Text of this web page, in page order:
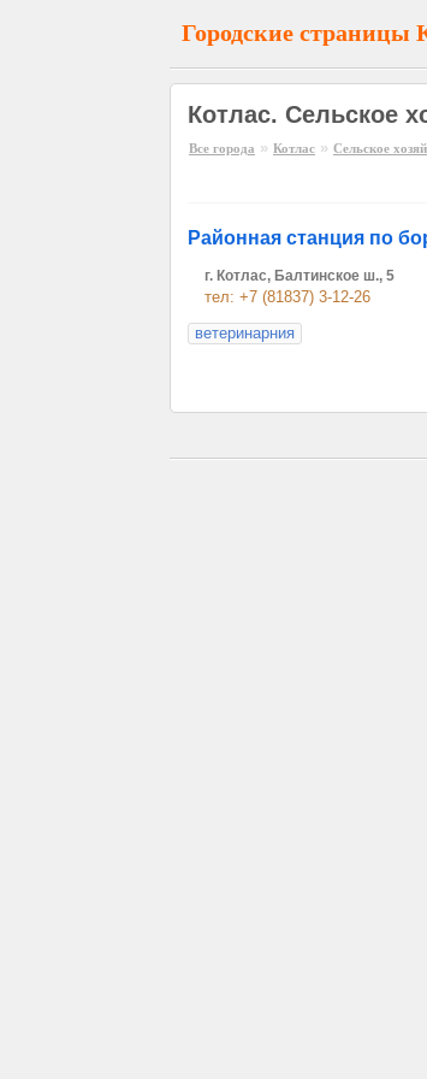
Городские страницы
Котлас. Сельское
Все города » Котлас » Сельское
Районная станция по
г. Котлас, Балтинское ш., 5
тел: +7 (81837) 3-12-26
ветеринарния